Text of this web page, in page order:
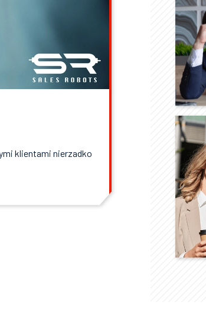
klientami nierzadko